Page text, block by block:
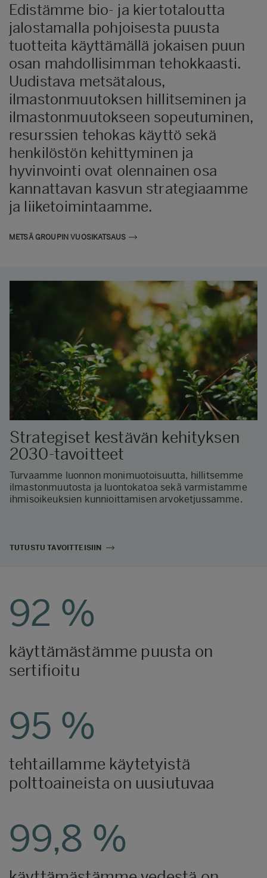
Edistämme bio- ja kiertotaloutta
jalostamalla pohjoisesta puusta
tuotteita käyttämällä jokaisen puun
osan mahdollisimman tehokkaasti.
Uudistava metsätalous,
ilmastonmuutoksen hillitseminen ja
ilmastonmuutokseen sopeutuminen,
resurssien tehokas käyttö sekä
henkilöstön kehittyminen ja
hyvinvointi ovat olennainen osa
kannattavan kasvun strategiaamme
ja liiketoimintaamme.
METSÄ GROUPIN VUOSIKATSAUS
Strategiset kestävän kehityksen
2030-tavoitteet
Turvaamme luonnon monimuotoisuutta, hillitsemme
ilmastonmuutosta ja luontokatoa sekä varmistamme
ihmisoikeuksien kunnioittamisen arvoketjussamme.
TUTUSTU TAVOITTEISIIN
92 %
käyttämästämme puusta on
sertifioitu
95 %
tehtaillamme käytetyistä
polttoaineista on uusiutuvaa
99,8 %